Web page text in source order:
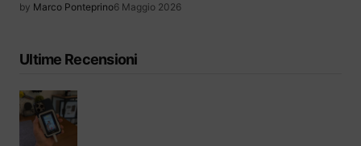
by Marco Ponteprino6 Maggio 2026
Ultime Recensioni